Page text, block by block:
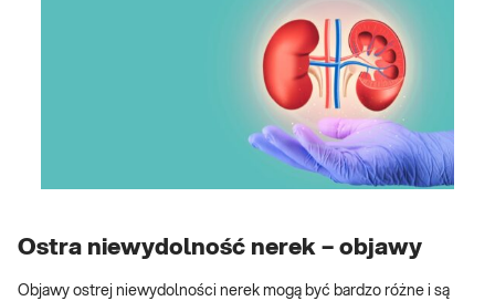
Ostra niewydolność nerek – objawy
Objawy ostrej niewydolności nerek mogą być bardzo różne i są